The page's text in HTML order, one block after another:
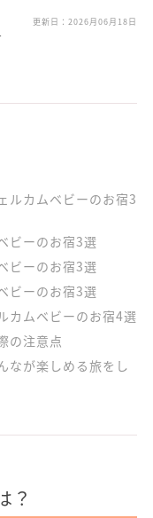
更新日： 2026月06月18日
ルカムベビーのお宿3
ビーのお宿3選
ビーのお宿3選
ビーのお宿3選
カムベビーのお宿4選
の注意点
なが楽しめる旅をし
？